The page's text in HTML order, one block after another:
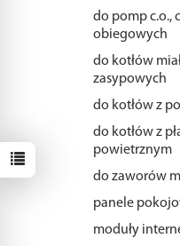
do pomp c.o.,
obiegowych
do kotłów
zasypowych
do kotłów z
do kotłów z
powietrznym
do zaworów
panele
moduły